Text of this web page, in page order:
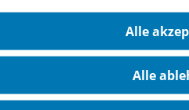
Flex und Flora
Ausgabe 2021
Alle
Alle